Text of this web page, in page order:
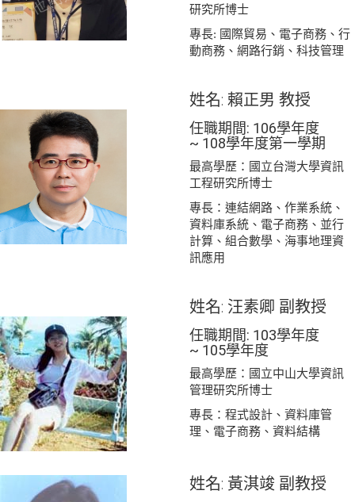
研究所博士
專長: 國際貿易、電子商務、行
動商務、網路行銷、科技管理
姓名: 賴正男 教授
任職期間: 106學年度
~ 108學年度第一學期
最高學歷：國立台灣大學資訊
工程研究所博士
專長：連結網路、作業系統、
資料庫系統、電子商務、並行
計算、組合數學、海事地理資
訊應用
姓名: 汪素卿 副教授
任職期間: 103學年度
~ 105學年度
最高學歷：國立中山大學資訊
管理研究所博士
專長：程式設計、資料庫管
理、電子商務、資料結構
姓名: 黃淇竣 副教授